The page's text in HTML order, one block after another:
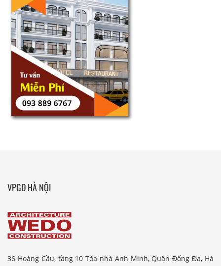
VPGD HÀ NỘI
36 Hoàng Cầu, tầng 10 Tòa nhà Anh Minh, Quận Đống Đa, Hà